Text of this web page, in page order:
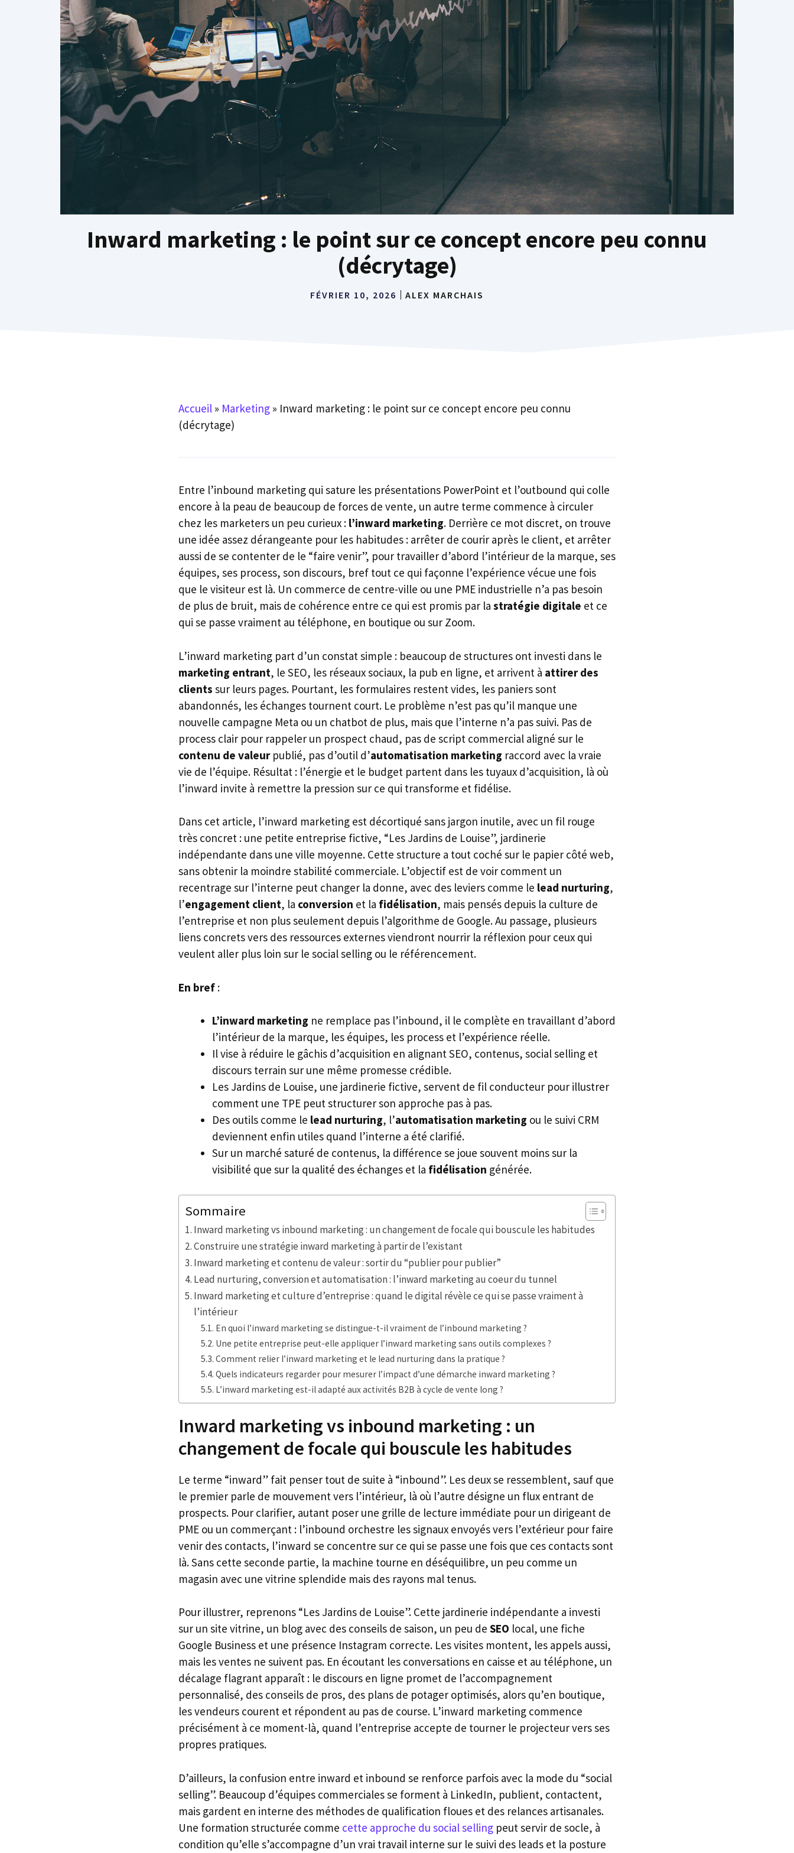
Inward marketing : le point sur ce concept encore peu connu
(décrytage)
FÉVRIER 10, 2026 ALEX MARCHAIS
Accueil » Marketing » Inward marketing : le point sur ce concept encore peu connu
(décrytage)
Entre l’inbound marketing qui sature les présentations PowerPoint et l’outbound qui colle
encore à la peau de beaucoup de forces de vente, un autre terme commence à circuler
chez les marketers un peu curieux : l’inward marketing. Derrière ce mot discret, on trouve
une idée assez dérangeante pour les habitudes : arrêter de courir après le client, et arrêter
aussi de se contenter de le “faire venir”, pour travailler d’abord l’intérieur de la marque, ses
équipes, ses process, son discours, bref tout ce qui façonne l’expérience vécue une fois
que le visiteur est là. Un commerce de centre-ville ou une PME industrielle n’a pas besoin
de plus de bruit, mais de cohérence entre ce qui est promis par la stratégie digitale et ce
qui se passe vraiment au téléphone, en boutique ou sur Zoom.
L’inward marketing part d’un constat simple : beaucoup de structures ont investi dans le
marketing entrant, le SEO, les réseaux sociaux, la pub en ligne, et arrivent à attirer des
clients sur leurs pages. Pourtant, les formulaires restent vides, les paniers sont
abandonnés, les échanges tournent court. Le problème n’est pas qu’il manque une
nouvelle campagne Meta ou un chatbot de plus, mais que l’interne n’a pas suivi. Pas de
process clair pour rappeler un prospect chaud, pas de script commercial aligné sur le
contenu de valeurpublié, pas d’outil d’automatisation marketing raccord avec la vraie
vie de l’équipe. Résultat : l’énergie et le budget partent dans les tuyaux d’acquisition, là où
l’inward invite à remettre la pression sur ce qui transforme et fidélise.
Dans cet article, l’inward marketing est décortiqué sans jargon inutile, avec un fil rouge
très concret : une petite entreprise fictive, “Les Jardins de Louise”, jardinerie
indépendante dans une ville moyenne. Cette structure a tout coché sur le papier côté web,
sans obtenir la moindre stabilité commerciale. L’objectif est de voir comment un
recentrage sur l’interne peut changer la donne, avec des leviers comme le lead nurturing,
l’engagement client, la conversion et la fidélisation, mais pensés depuis la culture de
l’entreprise et non plus seulement depuis l’algorithme de Google. Au passage, plusieurs
liens concrets vers des ressources externes viendront nourrir la réflexion pour ceux qui
veulent aller plus loin sur le social selling ou le référencement.
En bref :
L’inward marketing ne remplace pas l’inbound, il le complète en travaillant d’abord
l’intérieur de la marque, les équipes, les process et l’expérience réelle.
Il vise à réduire le gâchis d’acquisition en alignant SEO, contenus, social selling et
discours terrain sur une même promesse crédible.
Les Jardins de Louise, une jardinerie fictive, servent de fil conducteur pour illustrer
comment une TPE peut structurer son approche pas à pas.
Des outils comme le lead nurturing, l’automatisation marketing ou le suivi CRM
deviennent enfin utiles quand l’interne a été clarifié.
Sur un marché saturé de contenus, la différence se joue souvent moins sur la
visibilité que sur la qualité des échanges et la fidélisation générée.
Sommaire
Inward marketing vs inbound marketing : un changement de focale qui bouscule les habitudes
Construire une stratégie inward marketing à partir de l’existant
Inward marketing et contenu de valeur : sortir du “publier pour publier”
Lead nurturing, conversion et automatisation : l’inward marketing au coeur du tunnel
Inward marketing et culture d’entreprise : quand le digital révèle ce qui se passe vraiment à
l’intérieur
En quoi l’inward marketing se distingue-t-il vraiment de l’inbound marketing ?
Une petite entreprise peut-elle appliquer l’inward marketing sans outils complexes ?
Comment relier l’inward marketing et le lead nurturing dans la pratique ?
Quels indicateurs regarder pour mesurer l’impact d’une démarche inward marketing ?
L’inward marketing est-il adapté aux activités B2B à cycle de vente long ?
Inward marketing vs inbound marketing : un
changement de focale qui bouscule les habitudes
Le terme “inward” fait penser tout de suite à “inbound”. Les deux se ressemblent, sauf que
le premier parle de mouvement vers l’intérieur, là où l’autre désigne un flux entrant de
prospects. Pour clarifier, autant poser une grille de lecture immédiate pour un dirigeant de
PME ou un commerçant : l’inbound orchestre les signaux envoyés vers l’extérieur pour faire
venir des contacts, l’inward se concentre sur ce qui se passe une fois que ces contacts sont
là. Sans cette seconde partie, la machine tourne en déséquilibre, un peu comme un
magasin avec une vitrine splendide mais des rayons mal tenus.
Pour illustrer, reprenons “Les Jardins de Louise”. Cette jardinerie indépendante a investi
sur un site vitrine, un blog avec des conseils de saison, un peu de SEO local, une fiche
Google Business et une présence Instagram correcte. Les visites montent, les appels aussi,
mais les ventes ne suivent pas. En écoutant les conversations en caisse et au téléphone, un
décalage flagrant apparaît : le discours en ligne promet de l’accompagnement
personnalisé, des conseils de pros, des plans de potager optimisés, alors qu’en boutique,
les vendeurs courent et répondent au pas de course. L’inward marketing commence
précisément à ce moment-là, quand l’entreprise accepte de tourner le projecteur vers ses
propres pratiques.
D’ailleurs, la confusion entre inward et inbound se renforce parfois avec la mode du “social
selling”. Beaucoup d’équipes commerciales se forment à LinkedIn, publient, contactent,
mais gardent en interne des méthodes de qualification floues et des relances artisanales.
Une formation structurée comme cette approche du social selling peut servir de socle, à
condition qu’elle s’accompagne d’un vrai travail interne sur le suivi des leads et la posture